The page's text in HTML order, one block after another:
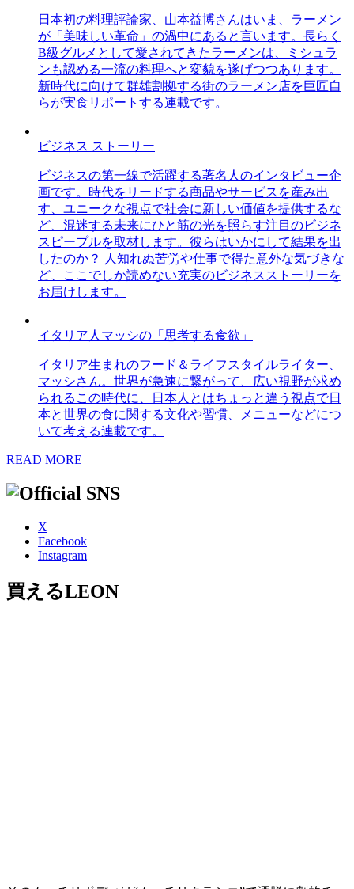
日本初の料理評論家、山本益博さんはいま、ラーメン
が「美味しい革命」の渦中にあると言います。長らく
B級グルメとして愛されてきたラーメンは、ミシュラ
ンも認める一流の料理へと変貌を遂げつつあります。
新時代に向けて群雄割拠する街のラーメン店を巨匠自
らが実食リポートする連載です。
ビジネス ストーリー
ビジネスの第一線で活躍する著名人のインタビュー企
画です。時代をリードする商品やサービスを産み出
す、ユニークな視点で社会に新しい価値を提供するな
ど、混迷する未来にひと筋の光を照らす注目のビジネ
スピープルを取材します。彼らはいかにして結果を出
したのか？ 人知れぬ苦労や仕事で得た意外な気づきな
ど、ここでしか読めない充実のビジネスストーリーを
お届けします。
イタリア人マッシの「思考する食欲」
イタリア生まれのフード＆ライフスタイルライター、
マッシさん。世界が急速に繋がって、広い視野が求め
られるこの時代に、日本人とはちょっと違う視点で日
本と世界の食に関する文化や習慣、メニューなどにつ
いて考える連載です。
READ MORE
X
Facebook
Instagram
買えるLEON